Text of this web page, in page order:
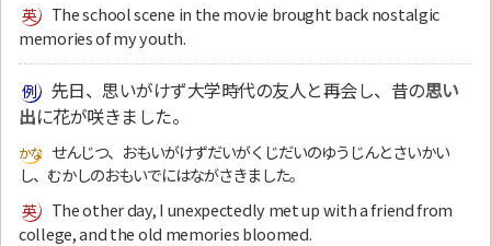
The school scene in the movie brought back nostalgic
memories of my youth.
先日、思いがけず大学時代の友人と再会し、昔の思い
出に花が咲きました。
せんじつ、おもいがけずだいがくじだいのゆうじんとさいかい
し、むかしのおもいでにはながさきました。
The other day, I unexpectedly met up with a friend from
college, and the old memories bloomed.